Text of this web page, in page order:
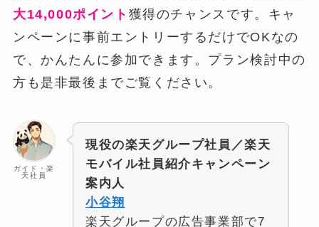
大14,000ポイント 獲得のチャンスです。キャ
ンペーンに事前エントリーするだけでOKなの
で、かんたんに参加できます。プラン検討中の
方も是非最後までご覧ください。
ガイド・楽
天社員
現役の楽天グループ社員／楽天
モバイル社員紹介キャンペーン
案内人
小谷翔
楽天グループの広告事業部で7